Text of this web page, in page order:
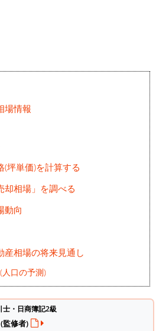
場情報
坪単価)を計算する
却相場」を調べる
動向
産相場の将来見通し
口の予測)
士・日商簿記2級
(監修者)